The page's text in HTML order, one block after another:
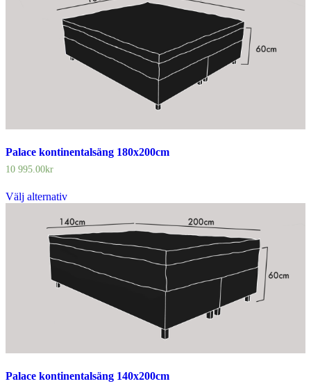
Palace kontinentalsäng 180x200cm
10 995.00kr
Välj alternativ
Palace kontinentalsäng 140x200cm